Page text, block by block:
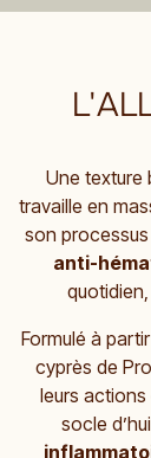
Une texture
travaille en
son
anti-
Formulé à
cyprès de
leurs actions
socle